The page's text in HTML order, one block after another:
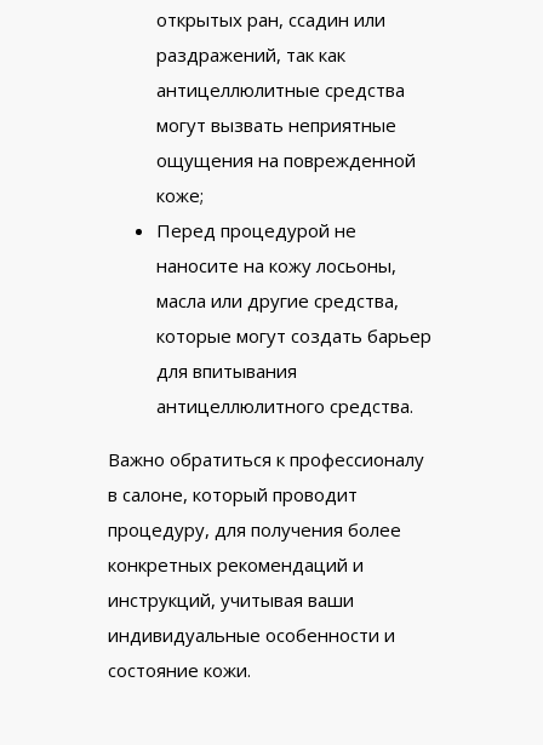
открытых ран, ссадин или
раздражений, так как
антицеллюлитные средства
могут вызвать неприятные
ощущения на поврежденной
коже;
Перед процедурой не
наносите на кожу лосьоны,
масла или другие средства,
которые могут создать барьер
для впитывания
антицеллюлитного средства.
Важно обратиться к профессионалу
в салоне, который проводит
процедуру, для получения более
конкретных рекомендаций и
инструкций, учитывая ваши
индивидуальные особенности и
состояние кожи.